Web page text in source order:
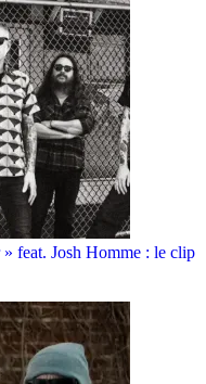
feat. Josh Homme : le clip